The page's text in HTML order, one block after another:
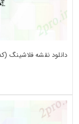
دانلود نقشه فلاشینگ